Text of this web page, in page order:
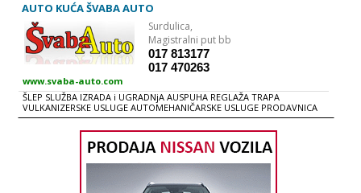
AUTO KUĆA ŠVABA AUTO
Surdulica,
Magistralni put bb
017 813177
017 470263
www.svaba-auto.com
ŠLEP SLUŽBA IZRADA i UGRADNjA AUSPUHA REGLAŽA TRAPA
VULKANIZERSKE USLUGE AUTOMEHANIČARSKE USLUGE PRODAVNICA
AUTO DELOVA